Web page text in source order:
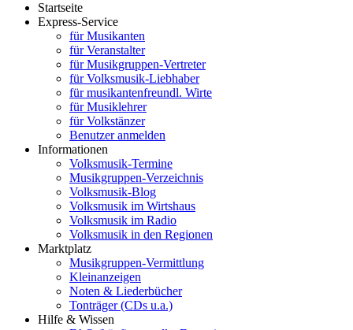
Startseite
Express-Service
für Musikanten
für Veranstalter
für Musikgruppen-Vertreter
für Volksmusik-Liebhaber
für musikantenfreundl. Wirte
für Musiklehrer
für Volkstänzer
Benutzer anmelden
Informationen
Volksmusik-Termine
Musikgruppen-Verzeichnis
Volksmusik-Blog
Volksmusik im Wirtshaus
Volksmusik im Radio
Volksmusik in den Regionen
Marktplatz
Musikgruppen-Vermittlung
Kleinanzeigen
Noten & Liederbücher
Tonträger (CDs u.a.)
Hilfe & Wissen